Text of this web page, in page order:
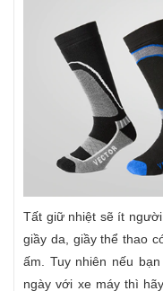
Tất giữ nhiệt sẽ ít
giầy da, giầy thể thao
ấm. Tuy nhiên nếu
ngày với xe máy thì